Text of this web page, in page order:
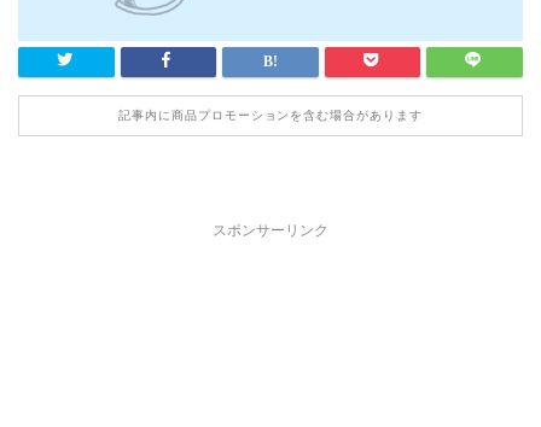
記事内に商品プロモーションを含む場合があります
スポンサーリンク